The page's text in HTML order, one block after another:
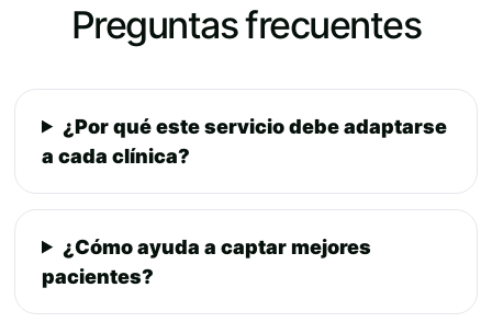
Preguntas frecuentes
¿Por qué este servicio debe adaptarse
a cada clínica?
¿Cómo ayuda a captar mejores
pacientes?